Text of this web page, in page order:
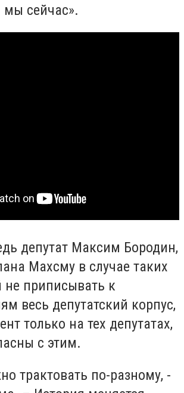
мы сейчас».
депутат Максим Бородин,
Махсму в случае таких
не приписывать к
весь депутатский корпус,
только на тех депутатах,
с этим.
трактовать по-разному, -